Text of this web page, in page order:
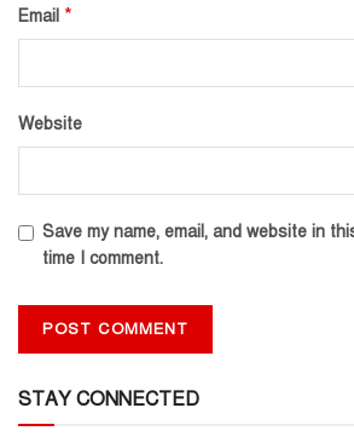
Email *
Website
Save my name, email, and website in
time I comment.
STAY CONNECTED